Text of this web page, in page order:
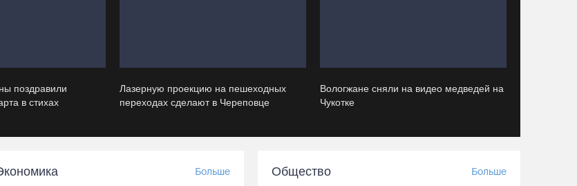
Бизнес Северо-Запада столкнулся с более
чем 1,5 тысячи DDoS-атак за шесть месяцев
75-летний бегун из Великого Устюга стал
чемпионом России среди ветеранов
поздравили
в стихах
Лазерную проекцию на пешеходных
переходах сделают в Череповце
Вологжане сняли на видео медведей на
Чукотке
Больше Общество Больше